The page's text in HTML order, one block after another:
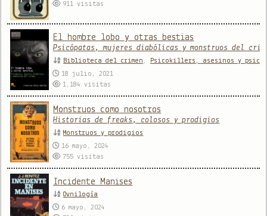
911visitas
El hombre lobo y otras bestias
Psicópatas, mujeres diabólicas y monstruos del
Biblioteca del crimen ,
Psicokillers, asesinos y
18 julio, 2021
1,184visitas
Monstruos como nosotros
Historias de freaks, colosos y prodigios
Monstruos y prodigios
16 mayo, 2024
755visitas
Incidente Manises
Ovnilogía
6 mayo, 2024